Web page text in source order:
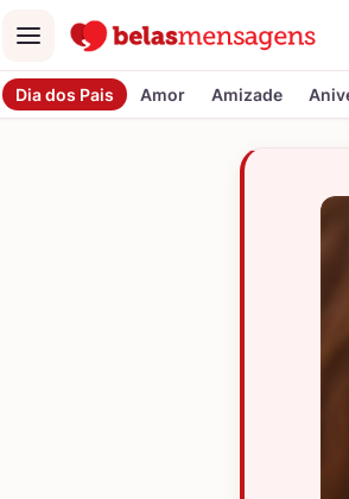
Menu
Dia dos Pais Amor Amizade